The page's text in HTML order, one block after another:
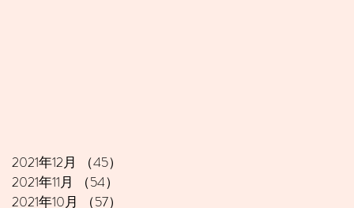
2021年12月 （45）
2021年11月
（54）
2021年10月
（57）